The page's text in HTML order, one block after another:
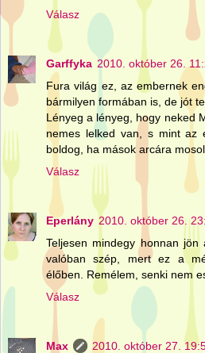
Válasz
Garffyka 2010. október 26.
Fura világ ez, az embernek
bármilyen formában is, de jót
Lényeg a lényeg, hogy neked
nemes lelked van, s mint az
boldog, ha mások arcára
Válasz
Eperlány 2010. október 26.
Teljesen mindegy honnan
valóban szép, mert ez a
élőben. Remélem, senki nem
Válasz
Max
2010. október 27.